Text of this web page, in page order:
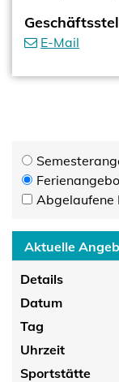
E-Mail
Abgelaufene
Aktuelle
Details
Datum
Tag
Uhrzeit
Sportstätte